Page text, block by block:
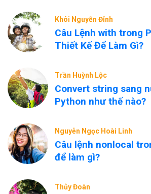
Khôi Nguyễn Đỉnh
Câu Lệnh with trong
Thiết Kế Để Làm Gì?
Trần Huỳnh Lộc
Convert string sang
Python như thế nào?
Nguyễn Ngọc Hoài Linh
Câu lệnh nonlocal
để làm gì?
Thủy Đoàn